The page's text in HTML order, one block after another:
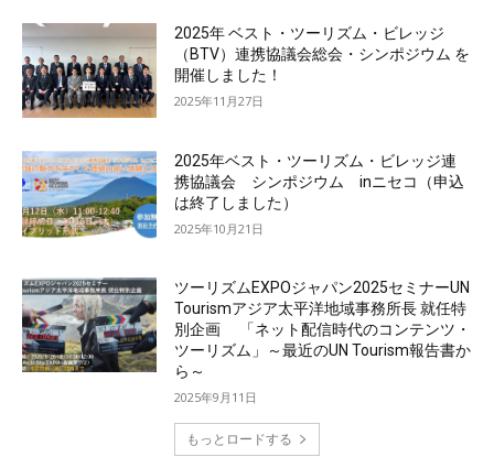
2025年 ベスト・ツーリズム・ビレッジ
（BTV）連携協議会総会・シンポジウム を
開催しました！
2025年11月27日
2025年ベスト・ツーリズム・ビレッジ連
携協議会 シンポジウム inニセコ（申込
は終了しました）
2025年10月21日
ツーリズムEXPOジャパン2025セミナーUN
Tourismアジア太平洋地域事務所長 就任特
別企画 「ネット配信時代のコンテンツ・
ツーリズム」～最近のUN Tourism報告書か
ら～
2025年9月11日
もっとロードする